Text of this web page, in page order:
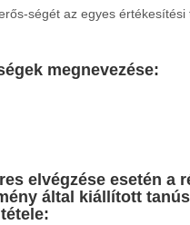
ségét az egyes értékesítési
megnevezése:
elvégzése esetén a
által kiállított